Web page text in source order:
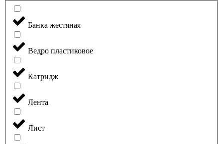
Банка жестяная
Ведро пластиковое
Катридж
Лента
Лист